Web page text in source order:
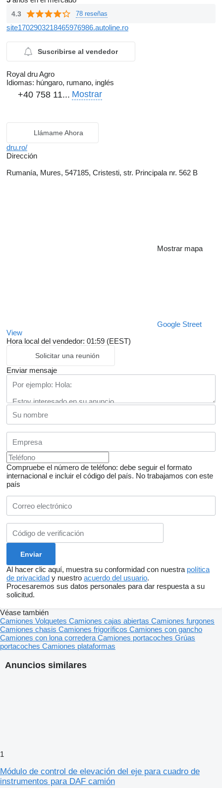
4.3 78 reseñas
site1702903218465976986.autoline.ro
Suscribirse al vendedor
Royal dru Agro
Idiomas: húngaro, rumano, inglés
+40 758 11... Mostrar
Llámame Ahora
dru.ro/
Dirección
Rumanía, Mures, 547185, Cristesti, str. Principala nr. 562 B
Mostrar mapa
Google Street
View
Hora local del vendedor: 01:59 (EEST)
Solicitar una reunión
Enviar mensaje
Compruebe el número de teléfono: debe seguir el formato
internacional e incluir el código del país. No trabajamos con este
país
Al hacer clic aquí, muestra su conformidad con nuestra política
de privacidad y nuestro acuerdo del usuario.
Procesaremos sus datos personales para dar respuesta a su
solicitud.
Anuncios similares
1
Módulo de control de elevación del eje para cuadro de
instrumentos para DAF camión
Véase también
Camiones Volquetes Camiones cajas abiertas Camiones furgones
Camiones chasis Camiones frigoríficos Camiones con gancho
Camiones con lona corredera Camiones portacoches Grúas
portacoches Camiones plataformas